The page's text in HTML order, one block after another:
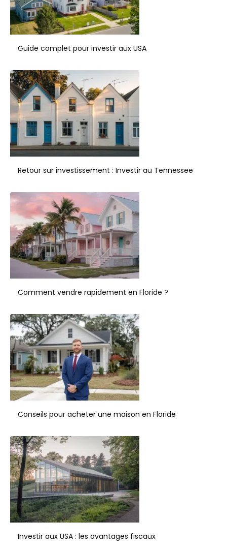
Guide complet pour investir aux USA
Retour sur investissement : Investir au Tennessee
Comment vendre rapidement en Floride ?
Conseils pour acheter une maison en Floride
Investir aux USA : les avantages fiscaux